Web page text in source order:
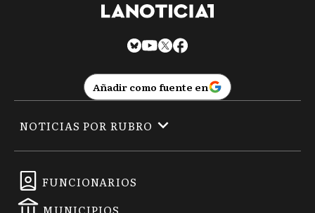
Añadir como fuente en
FUNCIONARIOS
NOTICIAS POR RUBRO